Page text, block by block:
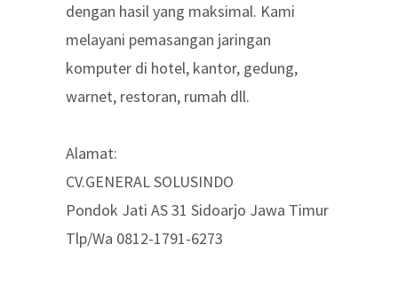
dengan hasil yang maksimal. Kami
melayani pemasangan jaringan
komputer di hotel, kantor, gedung,
warnet, restoran, rumah dll.
Alamat:
CV.GENERAL SOLUSINDO
Pondok Jati AS 31 Sidoarjo Jawa Timur
Tlp/Wa 0812-1791-6273